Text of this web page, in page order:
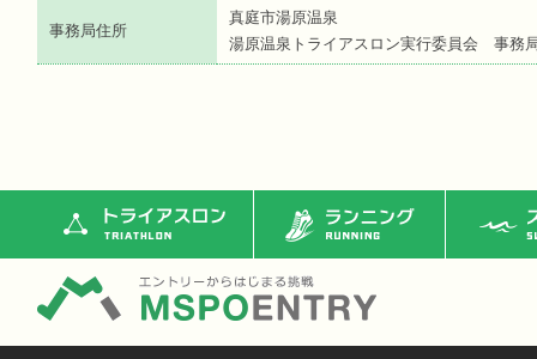
事務局住所
真庭市湯原温泉
湯原温泉トライアスロン実行委員会 事務
トライアスロン ランニング ス